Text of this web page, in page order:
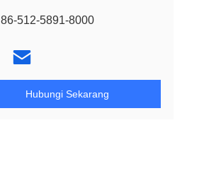
86-512-5891-8000
Hubungi Sekarang